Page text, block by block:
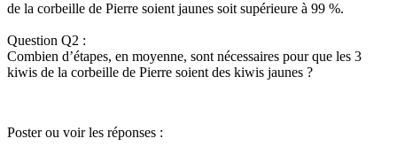
de la corbeille de Pierre soient jaunes soit supérieure à 99 %.
Question Q2 :
Combien d’étapes, en moyenne, sont nécessaires pour que les 3
kiwis de la corbeille de Pierre soient des kiwis jaunes ?
Poster ou voir les réponses :